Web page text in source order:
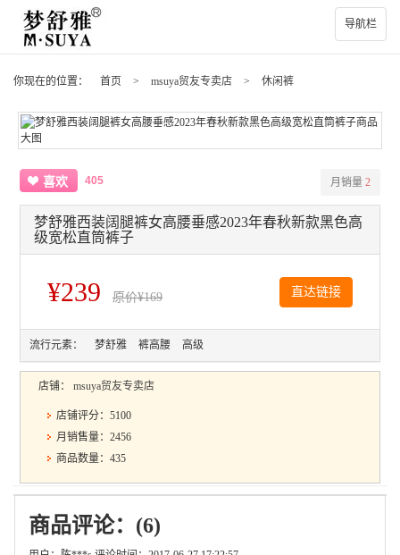
导航栏
你现在的位置： 首页 > msuya贸友专卖店 > 休闲裤
喜欢 405 月销量 2
梦舒雅西装阔腿裤女高腰垂感2023年春秋新款黑色高
级宽松直筒裤子
¥239 原价¥169 直达链接
流行元素： 梦舒雅 裤高腰 高级
店铺： msuya贸友专卖店
店铺评分：5100
月销售量：2456
商品数量：435
商品评论：(6)